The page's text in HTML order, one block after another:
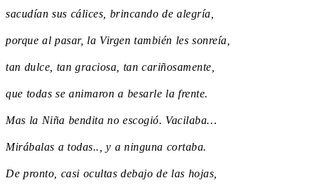
sacudían sus cálices, brincando de alegría,
porque al pasar, la Virgen también les sonreía,
tan dulce, tan graciosa, tan cariñosamente,
que todas se animaron a besarle la frente.
Mas la Niña bendita no escogió. Vacilaba…
Mirábalas a todas.., y a ninguna cortaba.
De pronto, casi ocultas debajo de las hojas,